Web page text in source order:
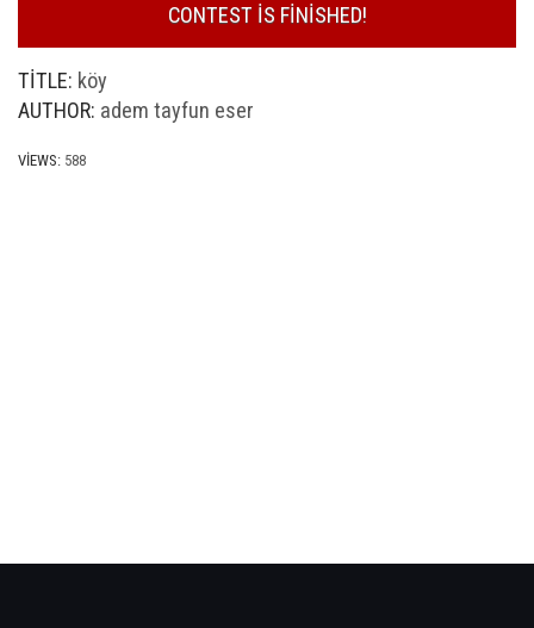
CONTEST IS FINISHED!
TITLE: köy
AUTHOR: adem tayfun eser
VIEWS: 588